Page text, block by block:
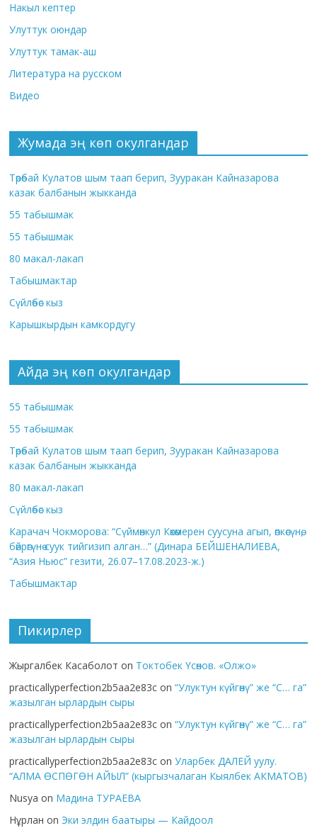
Накыл кептер
Улуттук оюндар
Улуттук тамак-аш
Литература на русском
Видео
Жумада эң көп окулгандар
Төрөбай Кулатов шым таап берип, Зууракан Кайназарова
казак балбанын жыкканда
55 табышмак
55 табышмак
80 макал-лакап
Табышмактар
Сүйлөбөс кыз
Карышкырдын камкордугу
Айда эң көп окулгандар
55 табышмак
55 табышмак
Төрөбай Кулатов шым таап берип, Зууракан Кайназарова
казак балбанын жыкканда
80 макал-лакап
Сүйлөбөс кыз
Карачач Чокморова: “Сүймөнкул Көкөмерен суусуна агып, өпкөсүнө,
бөйрөгүнө суук тийгизип алган…” (Динара БЕЙШЕНАЛИЕВА,
“Азия Ньюс” гезити, 26.07–17.08.2023-ж.)
Табышмактар
Пикирлер
Жыргалбек Касаболот on Токтобек Үсөнов. «Олжо»
practicallyperfection2b5aa2e83c on“Улуктун күйгөнү” же “С… га”
жазылган ырлардын сыры
practicallyperfection2b5aa2e83c on“Улуктун күйгөнү” же “С… га”
жазылган ырлардын сыры
practicallyperfection2b5aa2e83c onУларбек ДАЛЕЙ уулу.
“АЛМА ӨСПӨГӨН АЙЫЛ” (кыргызчалаган Кыялбек АКМАТОВ)
Nusya on Мадина ТУРАЕВА
Нұрлан on Эки элдин баатыры — Кайдоол